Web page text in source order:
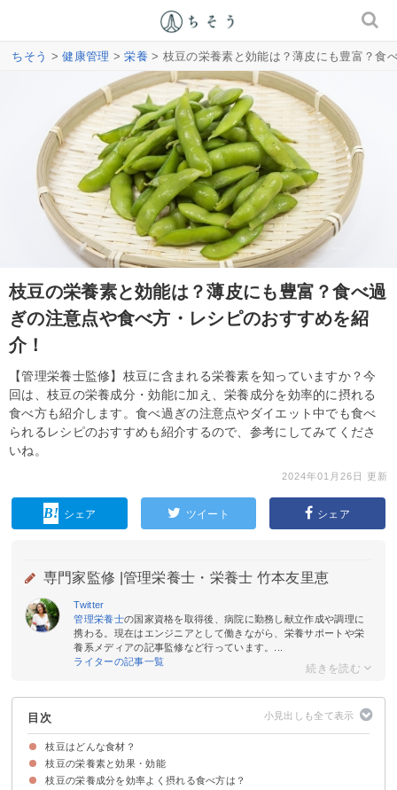
ちそう >健康管理 >栄養 > 枝豆の栄養素と効能は？薄皮にも豊富？食
枝豆の栄養素と効能は？薄皮にも豊富？食べ過
ぎの注意点や食べ方・レシピのおすすめを紹
介！
【管理栄養士監修】枝豆に含まれる栄養素を知っていますか？今
回は、枝豆の栄養成分・効能に加え、栄養成分を効率的に摂れる
食べ方も紹介します。食べ過ぎの注意点やダイエット中でも食べ
られるレシピのおすすめも紹介するので、参考にしてみてくださ
いね。
2024年01月26日 更新
シェア ツイート シェア
専門家監修 | 管理栄養士・栄養士 竹本友里恵
Twitter
管理栄養士の国家資格を取得後、病院に勤務し献立作成や調理に
携わる。現在はエンジニアとして働きながら、栄養サポートや栄
養系メディアの記事監修など行っています。...
ライターの記事一覧
目次
枝豆はどんな食材？
枝豆の旬や選び方
枝豆の栄養素と効果・効能
①タンパク質
②イソフラボン
③サポニン
④葉酸
⑤食物繊維
⑥カリウム
⑦ビタミンB1
⑧メチオニン
枝豆の栄養成分を効率よく摂れる食べ方は？